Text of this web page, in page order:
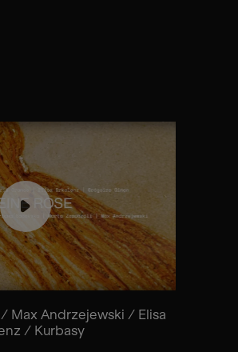
Max Andrzejewski / Elisa
/ Kurbasy